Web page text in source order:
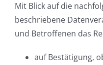
Mit Blick auf die
beschriebene
und Betroffenen das
auf Bestätigung,